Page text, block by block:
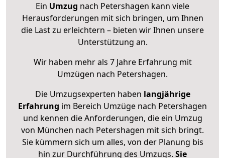
Ein Umzug nach Petershagen kann viele
Herausforderungen mit sich bringen, um Ihnen
die Last zu erleichtern – bieten wir Ihnen unsere
Unterstützung an.
Wir haben mehr als 7 Jahre Erfahrung mit
Umzügen nach Petershagen.
Die Umzugsexperten haben langjährige
Erfahrung im Bereich Umzüge nach Petershagen
und kennen die Anforderungen, die ein Umzug
von München nach Petershagen mit sich bringt.
Sie kümmern sich um alles, von der Planung bis
hin zur Durchführung des Umzugs. Sie